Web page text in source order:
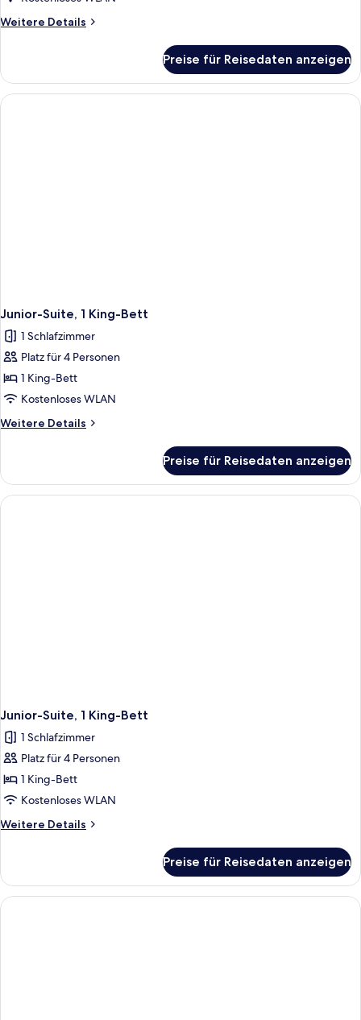
Weitere Details
Weitere
Zimmer,
Meerseite
(Superior)
Preise für Reisedaten anzeigen
Junior-Suite, 1 King-Bett
1 Schlafzimmer
Platz für 4 Personen
1 King-Bett
Kostenloses WLAN
Weitere Details
Weitere
Suite,
1 King-
Bett
Preise für Reisedaten anzeigen
Junior-Suite, 1 King-Bett
1 Schlafzimmer
Platz für 4 Personen
1 King-Bett
Kostenloses WLAN
Weitere Details
Weitere
Suite,
1 King-
Bett
Preise für Reisedaten anzeigen